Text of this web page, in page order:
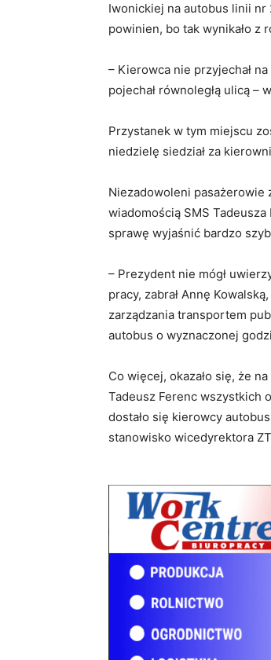
Iwonickiej na autobus linii nr
powinien, bo tak wynikało z
– Kierowca nie przyjechał
pojechał równoległą ulicą –
Przystanek w tym miejscu
niedzielę siedział za
Niezadowoleni
wiadomością SMS
sprawę wyjaśnić bardzo
– Prezydent nie mógł
pracy, zabrał Annę
zarządzania transportem
autobus o wyznaczonej
Co więcej, okazało się, że
Tadeusz Ferenc wszystkich
dostało się kierowcy
stanowisko wicedyrektora